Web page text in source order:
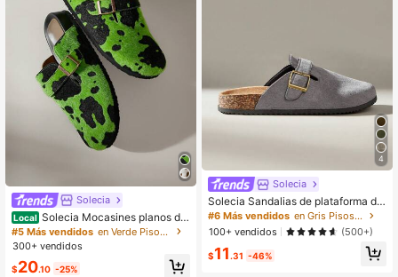
Solecia
Local Solecia Mocasines planos de
moda casual con diseño de hebilla
en estampado de vaca para mujere
#5 Más vendidos
en Verde Pisos De Mujer
300+ vendidos
$20.10 -25%
4
Solecia
Solecia Sandalias de plataforma de
moda para mujer con punta redond
a y hebilla cuadrada
#6 Más vendidos
en Gris Pisos De Mujer
100+ vendidos
(500+)
$11 .31 -46%